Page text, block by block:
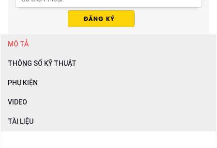
MÔ TẢ
THÔNG SỐ KỸ THUẬT
PHỤ KIỆN
VIDEO
TÀI LIỆU